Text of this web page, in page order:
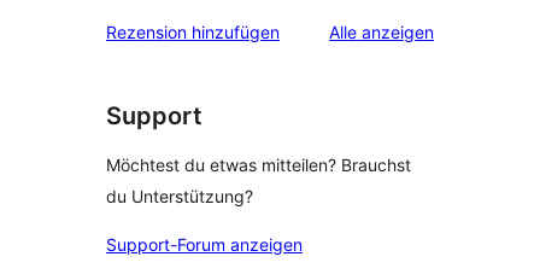
Rezension hinzufügen Alle Rezensionen
anzeigen
Support
Möchtest du etwas mitteilen? Brauchst
du Unterstützung?
Support-Forum anzeigen